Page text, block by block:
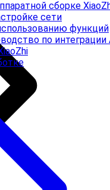
сборке
сети
функций
по интеграции